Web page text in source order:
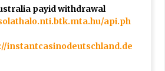
payid withdrawal
api.ph
instantcasinodeutschland.de